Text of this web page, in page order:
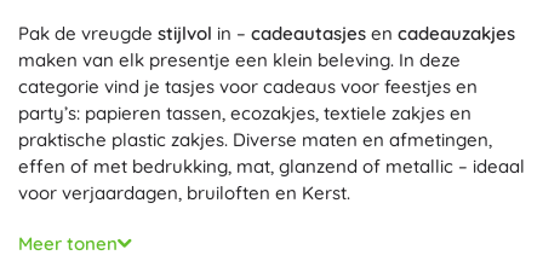
Pak de vreugde stijlvol in – cadeautasjes en cadeauzakjes
maken van elk presentje een klein beleving. In deze
categorie vind je tasjes voor cadeaus voor feestjes en
party’s: papieren tassen, ecozakjes, textiele zakjes en
praktische plastic zakjes. Diverse maten en afmetingen,
effen of met bedrukking, mat, glanzend of metallic – ideaal
voor verjaardagen, bruiloften en Kerst.
Functionaliteit en uitstraling gaan hand in hand: papieren
Meer tonen